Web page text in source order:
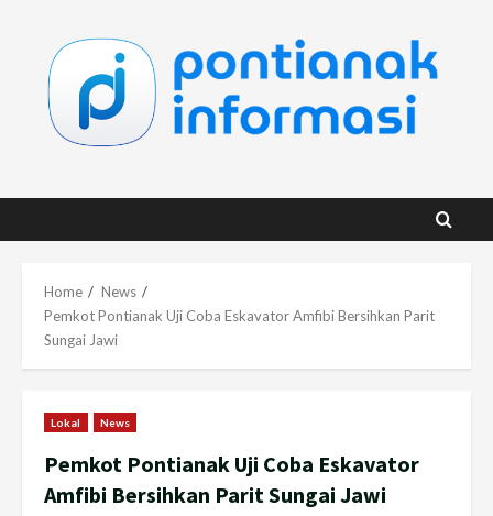
content
Home
News
Pemkot Pontianak Uji Coba Eskavator Amfibi Bersihkan Parit
Sungai Jawi
Lokal News
Pemkot Pontianak Uji Coba Eskavator
Amfibi Bersihkan Parit Sungai Jawi